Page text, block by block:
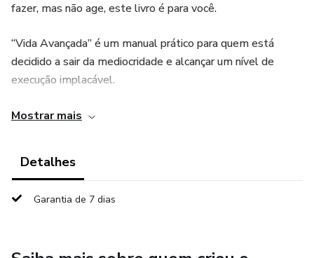
fazer, mas não age, este livro é para você.
“Vida Avançada” é um manual prático para quem está
decidido a sair da mediocridade e alcançar um nível de
execução implacável.
Neste livro, você aprenderá:
- Como construir disciplina mesmo quando a motivação
falta.
Mostrar mais
Detalhes
Garantia de 7 dias